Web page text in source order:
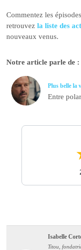
Commentez les
retrouvezla liste des
nouveaux venus.
Notre article parle de :
Plus belle la
Entre
Isabelle
Titou,